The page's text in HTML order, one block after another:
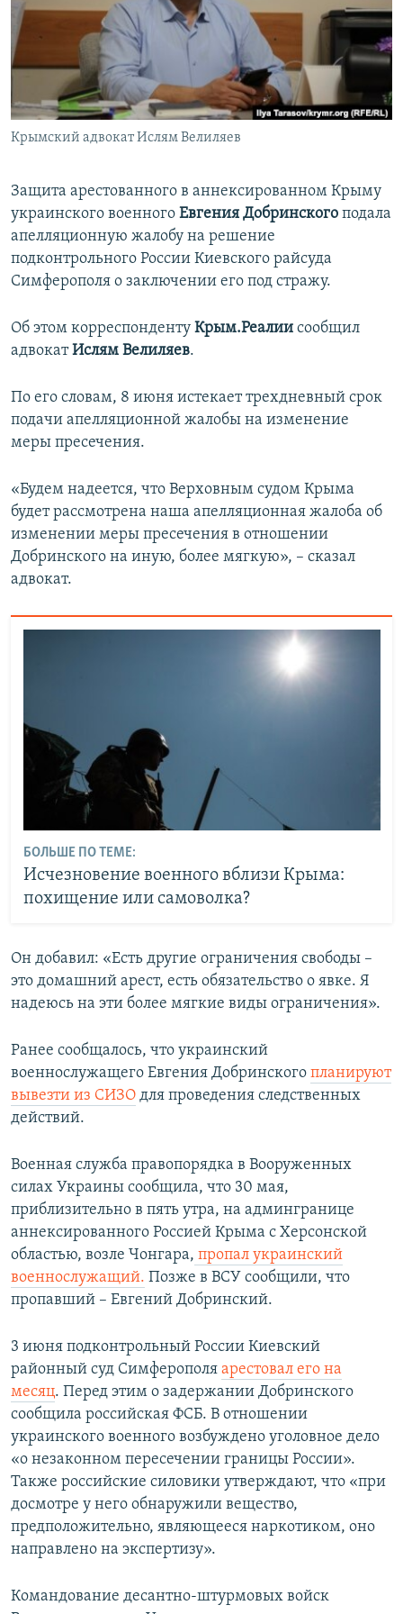
ПОБЕДИТЕЛЕЙ НЕ СУДЯТ?
КРЫМ.НЕПОКОРЕННЫЙ
ELIFBE
УКРАИНСКАЯ ПРОБЛЕМА КРЫМА
ПРИСОЕДИНЯЙТЕСЬ!
Все сайты RFE/RL
Крымский адвокат Ислям Велиляев
Защита арестованного в аннексированном Крыму
украинского военного Евгения Добринского подала
апелляционную жалобу на решение
подконтрольного России Киевского райсуда
Симферополя о заключении его под стражу.
Об этом корреспонденту Крым.Реалии сообщил
адвокатИслям Велиляев.
По его словам, 8 июня истекает трехдневный срок
подачи апелляционной жалобы на изменение
меры пресечения.
«Будем надеется, что Верховным судом Крыма
будет рассмотрена наша апелляционная жалоба об
изменении меры пресечения в отношении
Добринского на иную, более мягкую», – сказал
адвокат.
БОЛЬШЕ ПО ТЕМЕ:
Исчезновение военного вблизи Крыма:
похищение или самоволка?
Он добавил: «Есть другие ограничения свободы –
это домашний арест, есть обязательство о явке. Я
надеюсь на эти более мягкие виды ограничения».
Ранее сообщалось, что украинский
военнослужащего Евгения Добринского планируют
вывезти из СИЗО для проведения следственных
действий.
Военная служба правопорядка в Вооруженных
силах Украины сообщила, что 30 мая,
приблизительно в пять утра, на админгранице
аннексированного Россией Крыма с Херсонской
областью, возле Чонгара, пропал украинский
военнослужащий. Позже в ВСУ сообщили, что
пропавший – Евгений Добринский.
3 июня подконтрольный России Киевский
районный суд Симферополя арестовал его на
месяц. Перед этим о задержании Добринского
сообщила российская ФСБ. В отношении
украинского военного возбуждено уголовное дело
«о незаконном пересечении границы России».
Также российские силовики утверждают, что «при
досмотре у него обнаружили вещество,
предположительно, являющееся наркотиком, оно
направлено на экспертизу».
Командование десантно-штурмовых войск